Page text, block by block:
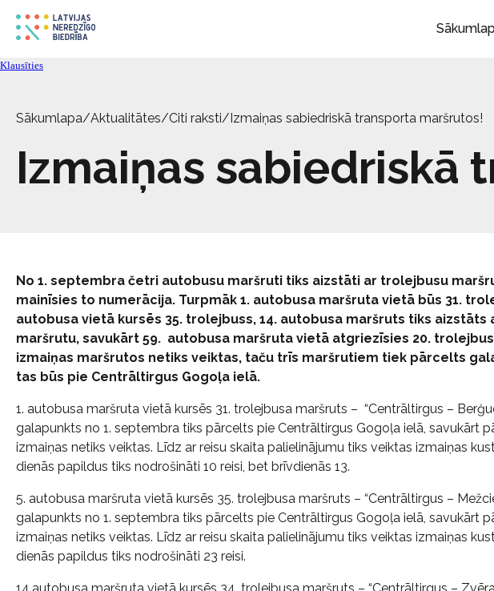
Klausīties
Sākumlapa/Aktualitātes/Citi raksti/Izmaiņas sabiedriskā transporta maršrutos!
Izmaiņas sabiedriskā
No 1. septembra četri autobusu maršruti tiks aizstāti ar trolejbusu
mainīsies to numerācija. Turpmāk 1. autobusa maršruta vietā būs 31.
autobusa vietā kursēs 35. trolejbuss, 14. autobusa maršruts tiks aizstāts
maršrutu, savukārt 59. autobusa maršruta vietā atgriezīsies 20.
izmaiņas maršrutos netiks veiktas, taču trīs maršrutiem tiek pārcelts
tas būs pie Centrāltirgus Gogoļa ielā.
1. autobusa maršruta vietā kursēs 31. trolejbusa maršruts – “Centrāltirgus –
galapunkts no 1. septembra tiks pārcelts pie Centrāltirgus Gogoļa ielā, savukārt
izmaiņas netiks veiktas. Līdz ar reisu skaita palielinājumu tiks veiktas izmaiņas
dienās papildus tiks nodrošināti 10 reisi, bet brīvdienās 13.
5. autobusa maršruta vietā kursēs 35. trolejbusa maršruts – “Centrāltirgus –
galapunkts no 1. septembra tiks pārcelts pie Centrāltirgus Gogoļa ielā, savukārt
izmaiņas netiks veiktas. Līdz ar reisu skaita palielinājumu tiks veiktas izmaiņas
dienās papildus tiks nodrošināti 23 reisi.